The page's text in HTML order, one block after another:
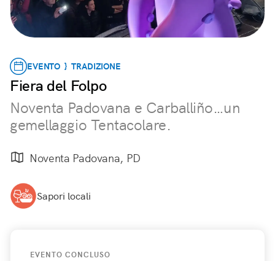
EVENTO } TRADIZIONE
Fiera del Folpo
Noventa Padovana e Carballiño…un
gemellaggio Tentacolare.
Noventa Padovana, PD
Sapori locali
EVENTO CONCLUSO